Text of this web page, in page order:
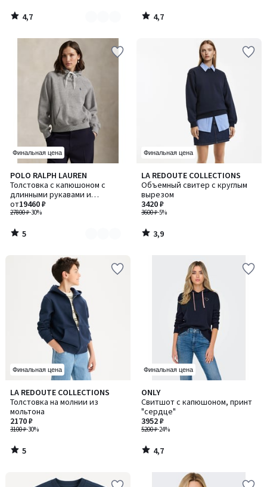
4,7
/
4,7
/
Финальная цена
POLO RALPH LAUREN
Толстовка с капюшоном с
длинными рукавами и
карманом кенгуру
27800 ₽-30%
от19460 ₽
5
/
5
Количество
цветов:
2
5
/
Финальная цена
LA REDOUTE COLLECTIONS
Объемный свитер с круглым
вырезом
3600 ₽-5%
3420 ₽
3,9
/ 5
3,9
/
Финальная цена
LA REDOUTE COLLECTIONS
Толстовка на молнии из
мольтона
3100 ₽-30%
2170 ₽
5
/
5
5
/
Финальная цена
ONLY
Свитшот с капюшоном, принт
"сердце"
5200 ₽-24%
3952 ₽
4,7
/ 5
4,7
/